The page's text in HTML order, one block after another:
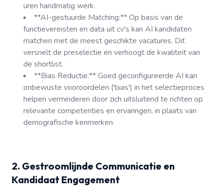
uren handmatig werk.
**AI-gestuurde Matching:** Op basis van de
functievereisten en data uit cv's kan AI kandidaten
matchen met de meest geschikte vacatures. Dit
versnelt de preselectie en verhoogt de kwaliteit van
de shortlist.
**Bias Reductie:** Goed geconfigureerde AI kan
onbewuste vooroordelen ('bias') in het selectieproces
helpen verminderen door zich uitsluitend te richten op
relevante competenties en ervaringen, in plaats van
demografische kenmerken.
2. Gestroomlijnde Communicatie en
Kandidaat Engagement